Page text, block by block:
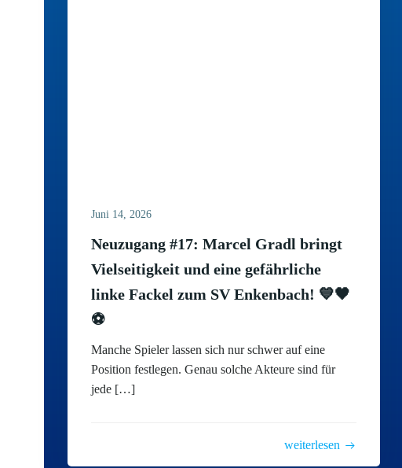
Juni 14, 2026
Neuzugang #17: Marcel Gradl bringt
Vielseitigkeit und eine gefährliche
linke Fackel zum SV Enkenbach! 💙🖤
⚽
Manche Spieler lassen sich nur schwer auf eine
Position festlegen. Genau solche Akteure sind für
jede […]
weiterlesen